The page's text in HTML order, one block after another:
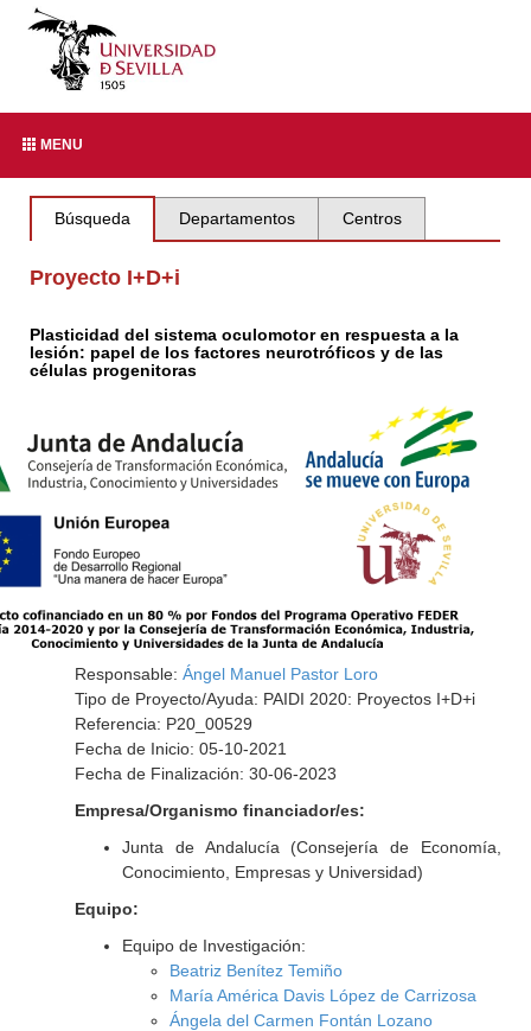
MENU
Búsqueda Departamentos Centros
Proyecto I+D+i
Plasticidad del sistema oculomotor en respuesta a la
lesión: papel de los factores neurotróficos y de las
células progenitoras
Responsable: Ángel Manuel Pastor Loro
Tipo de Proyecto/Ayuda: PAIDI 2020: Proyectos I+D+i
Referencia: P20_00529
Fecha de Inicio: 05-10-2021
Fecha de Finalización: 30-06-2023
Empresa/Organismo financiador/es:
Junta de Andalucía (Consejería de Economía,
Conocimiento, Empresas y Universidad)
Equipo:
Equipo de Investigación:
Beatriz Benítez Temiño
María América Davis López de Carrizosa
Ángela del Carmen Fontán Lozano